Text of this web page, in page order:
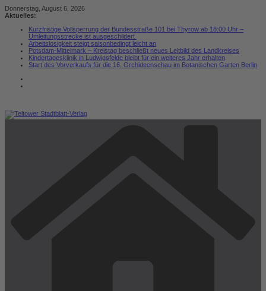
Zum
Inhalt
Donnerstag, August 6, 2026
Aktuelles:
Kurzfristige Vollsperrung der Bundesstraße 101 bei Thyrow ab 18:00 Uhr –
Umleitungsstrecke ist ausgeschildert
Arbeitslosigkeit steigt saisonbedingt leicht an
Potsdam-Mittelmark – Kreistag beschließt neues Leitbild des Landkreises
Kindertagesklinik in Ludwigsfelde bleibt für ein weiteres Jahr erhalten
Start des Vorverkaufs für die 16. Orchideenschau im Botanischen Garten Berlin